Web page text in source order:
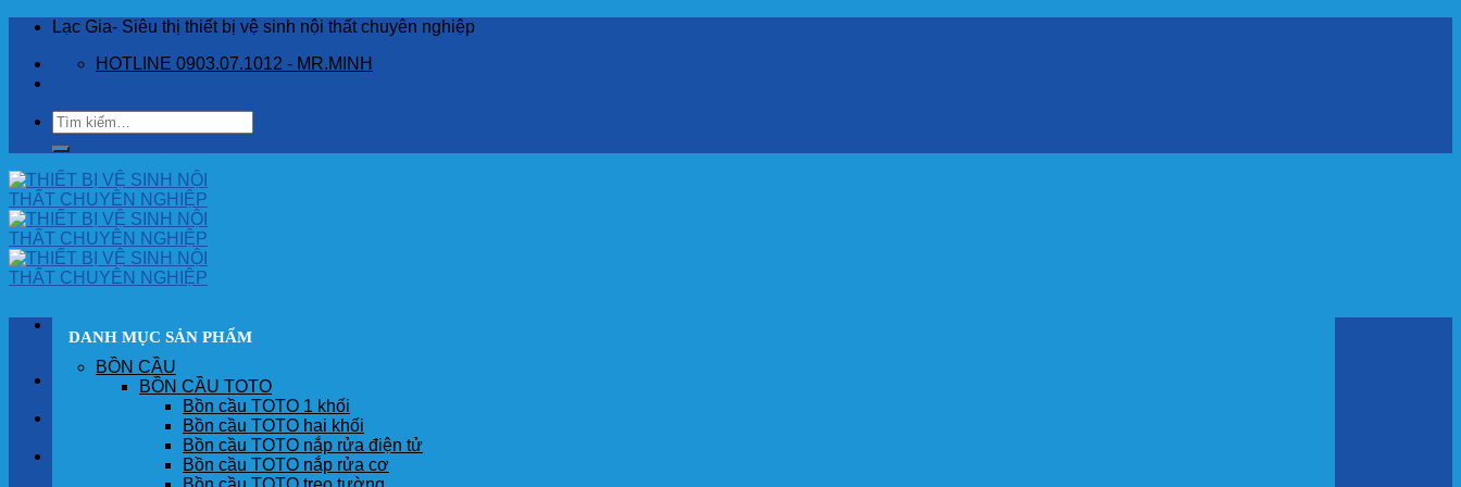
Skip
content
Lạc Gia- Siêu thị thiết bị vệ sinh nội thất chuyên nghiệp
HOTLINE 0903.07.1012 - MR.MINH
Tìm
kiếm:
TRANG CHỦ
DANH MỤC SẢN PHẨM
BỒN CẦU
BỒN CẦU TOTO
Bồn cầu TOTO 1 khối
Bồn cầu TOTO hai khối
Bồn cầu TOTO nắp rửa điện tử
Bồn cầu TOTO nắp rửa cơ